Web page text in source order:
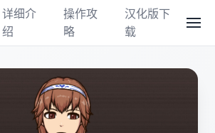
详细介
绍
操作攻
略
汉化版下
载